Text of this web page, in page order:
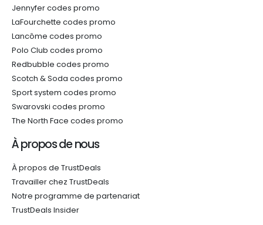
Jennyfer codes promo
LaFourchette codes promo
Lancôme codes promo
Polo Club codes promo
Redbubble codes promo
Scotch & Soda codes promo
Sport system codes promo
Swarovski codes promo
The North Face codes promo
À propos de nous
À propos de TrustDeals
Travailler chez TrustDeals
Notre programme de partenariat
TrustDeals Insider